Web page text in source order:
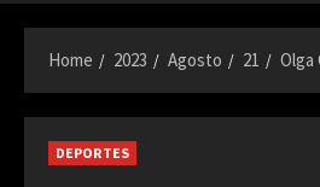
Home 2023 Agosto 21 Olga
DEPORTES